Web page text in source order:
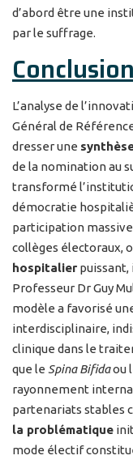
d’abord être une
par le suffrage.
L’analyse de
Général de
dresser une
de la nomination au
transformé
démocratie
participation massive
collèges électoraux,
hospitalier
Professeur Dr Guy
modèle a favorisé
interdisciplinaire,
clinique dans le
que le Spina Bifidaou
rayonnement
partenariats stables
la problématique
mode électif